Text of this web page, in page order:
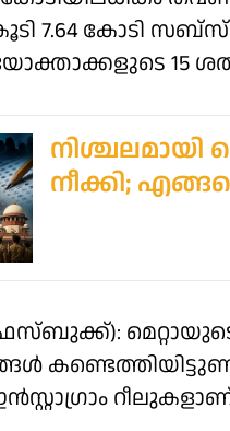
7.64 കോടി
15
നിശ്ചലമായി
നീക്കി;
ഫേസ്ബുക്ക്):
റീലുകളാണ്